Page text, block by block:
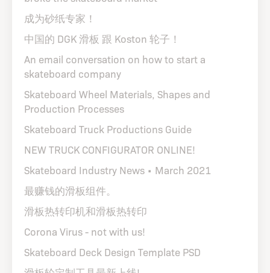
成为砂纸专家！
中国的 DGK 滑板 跟 Koston 轮子！
An email conversation on how to start a
skateboard company
Skateboard Wheel Materials, Shapes and
Production Processes
Skateboard Truck Productions Guide
NEW TRUCK CONFIGURATOR ONLINE!
Skateboard Industry News • March 2021
最赚钱的滑板组件。
滑板热转印机和滑板热转印
Corona Virus - not with us!
Skateboard Deck Design Template PSD